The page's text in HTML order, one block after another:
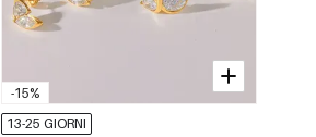
-15%
13-25 GIORNI